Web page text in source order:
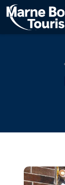
Aller
au
contenu
principal